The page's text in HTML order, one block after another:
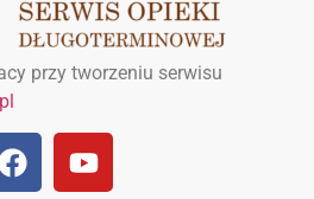
przy tworzeniu serwisu